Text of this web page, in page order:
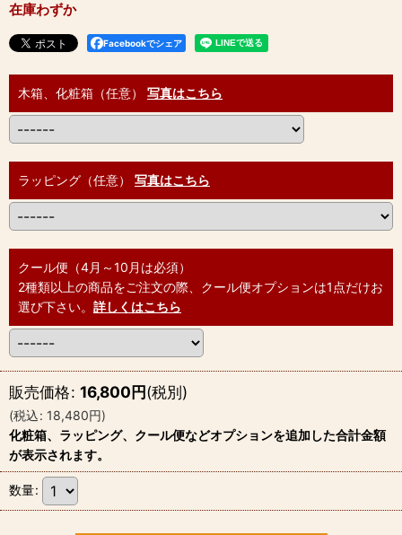
在庫わずか
Facebookでシェア
木箱、化粧箱（任意） 写真はこちら
ラッピング（任意） 写真はこちら
クール便（4月～10月は必須）
2種類以上の商品をご注文の際、クール便オプションは1点だけお
選び下さい。 詳しくはこちら
販売価格: 16,800円(税別)
(税込: 18,480円)
化粧箱、ラッピング、クール便などオプションを追加した合計金額
が表示されます。
数量: